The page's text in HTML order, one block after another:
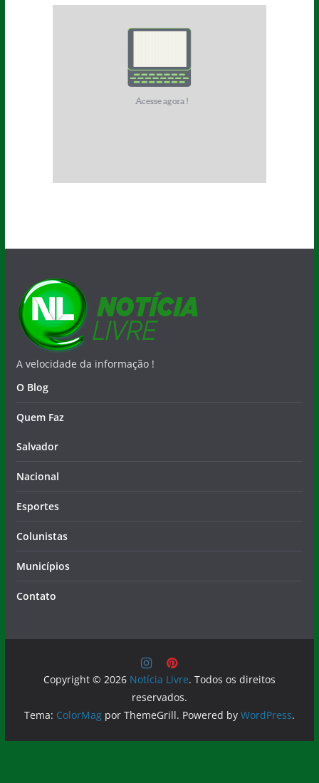
A velocidade da informação !
O Blog
Quem Faz
Salvador
Nacional
Esportes
Colunistas
Municípios
Contato
Copyright © 2026 Notícia Livre. Todos os direitos
reservados.
Tema: ColorMagpor ThemeGrill. Powered by WordPress.